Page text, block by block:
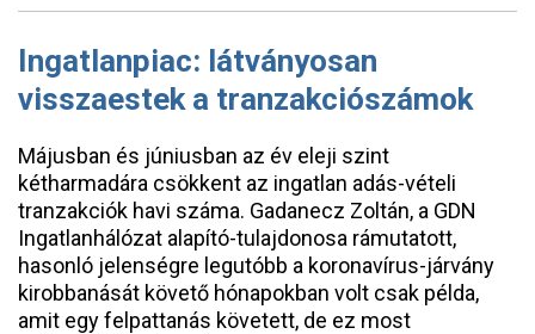
Ingatlanpiac: látványosan
visszaestek a tranzakciószámok
Májusban és júniusban az év eleji szint
kétharmadára csökkent az ingatlan adás-vételi
tranzakciók havi száma. Gadanecz Zoltán, a GDN
Ingatlanhálózat alapító-tulajdonosa rámutatott,
hasonló jelenségre legutóbb a koronavírus-járvány
kirobbanását követő hónapokban volt csak példa,
amit egy felpattanás követett, de ez most